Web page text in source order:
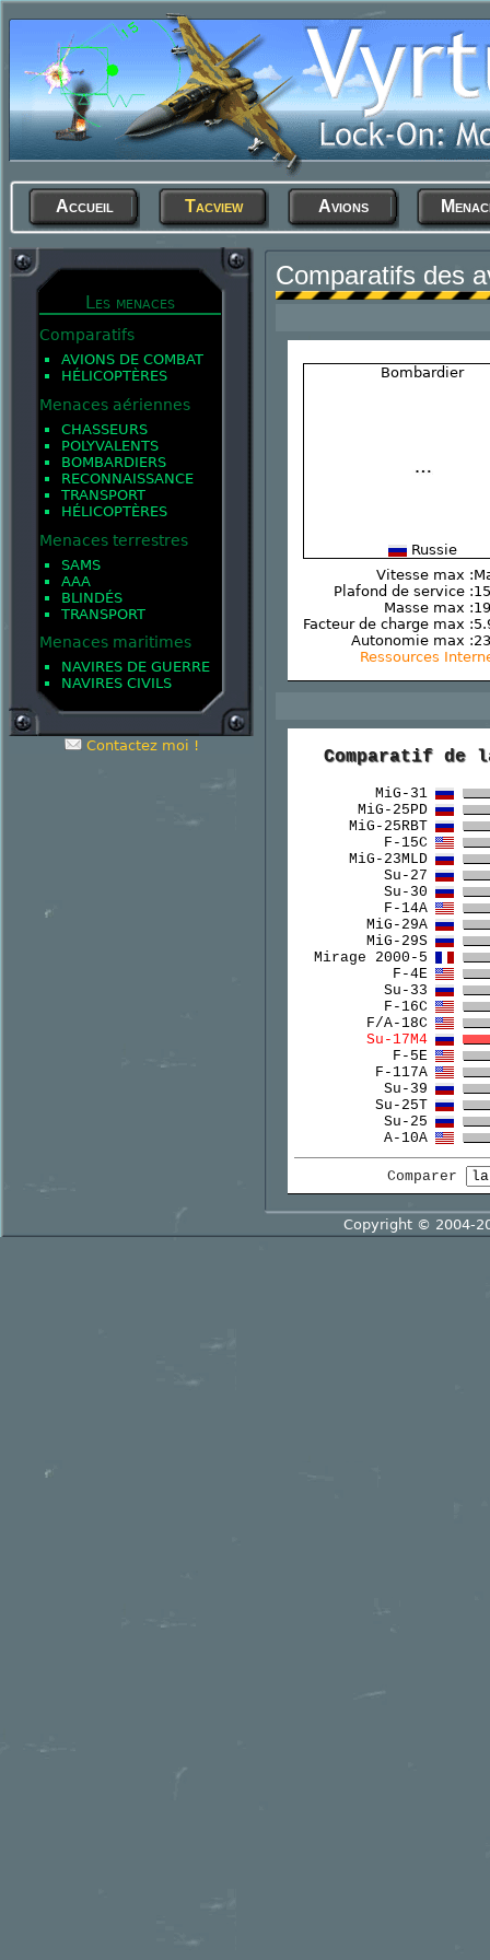
Accueil Tacview Avions
Les menaces
Comparatifs
AVIONS DE COMBAT
HÉLICOPTÈRES
Menaces aériennes
CHASSEURS
POLYVALENTS
BOMBARDIERS
RECONNAISSANCE
TRANSPORT
HÉLICOPTÈRES
Menaces terrestres
SAMS
AAA
BLINDÉS
TRANSPORT
Menaces maritimes
NAVIRES DE GUERRE
NAVIRES CIVILS
Contactez moi !
Comparatifs des
Bombardier
Russie
Vitesse max :
Plafond de service :
Masse max :
Facteur de charge max :
Autonomie max :
Ressources
Comparatif de
MiG-31
MiG-25PD
MiG-25RBT
F-15C
MiG-23MLD
Su-27
Su-30
F-14A
MiG-29A
MiG-29S
Mirage 2000-5
F-4E
Su-33
F-16C
F/A-18C
Su-17M4
F-5E
F-117A
Su-39
Su-25T
Su-25
A-10A
Comparer
Copyright © 2004-